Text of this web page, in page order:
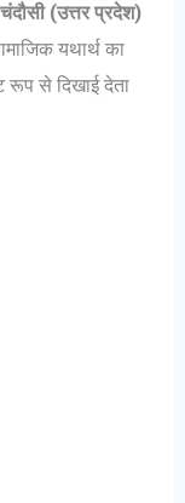
चंदौसी (उत्तर प्रदेश)
यथार्थ का
रूप से दिखाई देता